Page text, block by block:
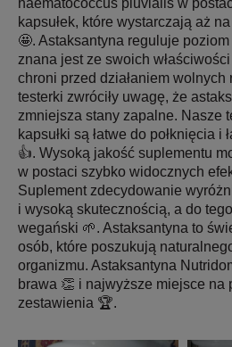
haematococcus pluvialis w
kapsułek, które wystarczają aż
🤩. Astaksantyna reguluje
znana jest ze swoich
chroni przed działaniem wolnych
testerki zwróciły uwagę, że
zmniejsza stany zapalne. Nasze
kapsułki są łatwe do połknięcia i
👍. Wysoką jakość suplementu
w postaci szybko widocznych
Suplement zdecydowanie
i wysoką skutecznością, a do
wegański 🌱. Astaksantyna to
osób, które poszukują
organizmu. Astaksantyna
brawa 👏 i najwyższe miejsce na
zestawienia 🏆.